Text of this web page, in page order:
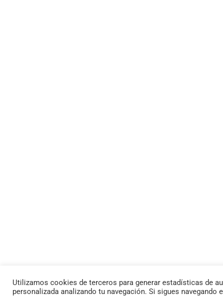
Utilizamos cookies de terceros para generar estadísticas de
personalizada analizando tu navegación. Si sigues navegando